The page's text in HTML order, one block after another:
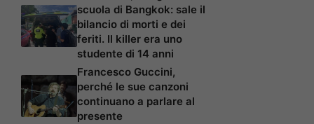
scuola di Bangkok: sale il
bilancio di morti e dei
feriti. Il killer era uno
studente di 14 anni
Francesco Guccini,
perché le sue canzoni
continuano a parlare al
presente